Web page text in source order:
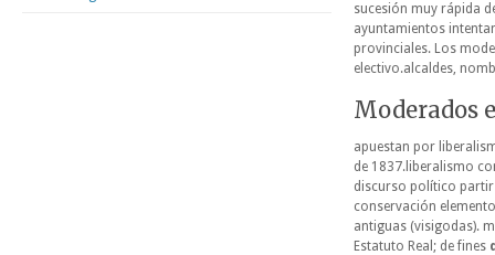
sucesión muy rápida
ayuntamientos
provinciales. Los
electivo.alcaldes,
Moderados
apuestan por
de 1837.liberalismo
discurso político
conservación
antiguas (visigodas).
Estatuto Real; de fines